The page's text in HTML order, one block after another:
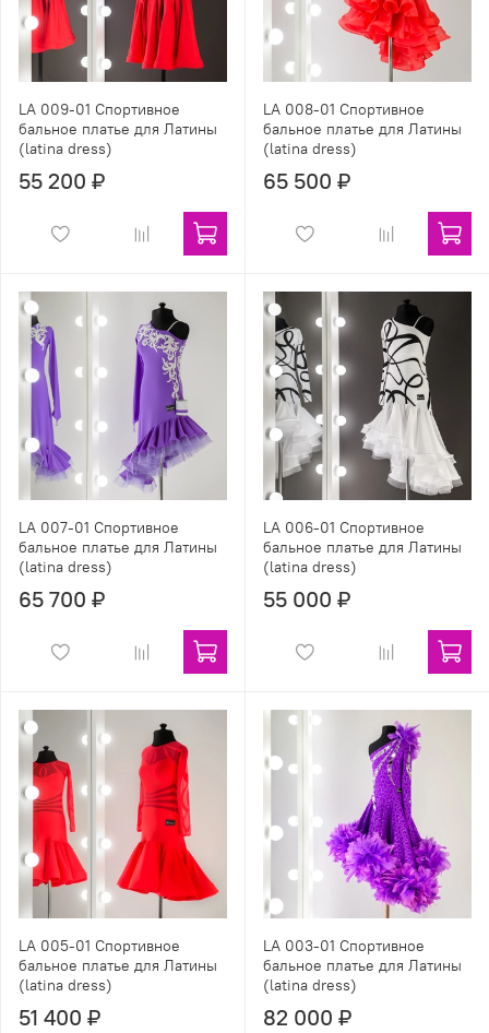
LA 009-01 Спортивное
бальное платье для Латины
(latina dress)
55 200 ₽
LA 008-01 Спортивное
бальное платье для Латины
(latina dress)
65 500 ₽
LA 007-01 Спортивное
бальное платье для Латины
(latina dress)
65 700 ₽
LA 006-01 Спортивное
бальное платье для Латины
(latina dress)
55 000 ₽
LA 005-01 Спортивное
бальное платье для Латины
(latina dress)
51 400 ₽
LA 003-01 Спортивное
бальное платье для Латины
(latina dress)
82 000 ₽